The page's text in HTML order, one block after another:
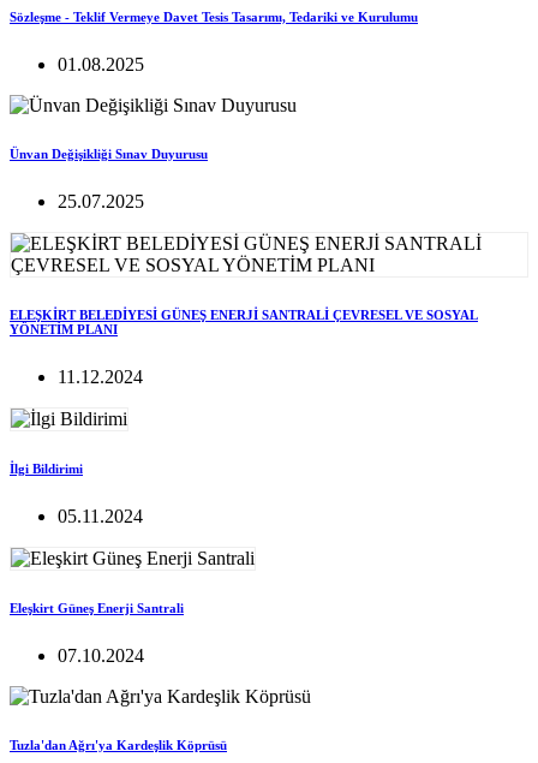
Sözleşme - Teklif Vermeye Davet Tesis Tasarımı, Tedariki ve Kurulumu
01.08.2025
Ünvan Değişikliği Sınav Duyurusu
25.07.2025
ELEŞKİRT BELEDİYESİ GÜNEŞ ENERJİ SANTRALİ ÇEVRESEL VE SOSYAL
YÖNETİM PLANI
11.12.2024
İlgi Bildirimi
05.11.2024
Eleşkirt Güneş Enerji Santrali
07.10.2024
Tuzla'dan Ağrı'ya Kardeşlik Köprüsü